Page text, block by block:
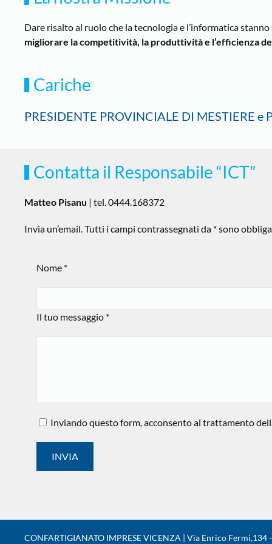
Dare risalto al ruolo che la tecnologia e l’informatica
migliorare la competitività, la produttività e l’efficienza
Cariche
PRESIDENTE PROVINCIALE DI MESTIERE e
Contatta il Responsabile “ICT”
Matteo Pisanu | tel. 0444.168372
Invia un’email. Tutti i campi contrassegnati da * sono
Nome *
Il tuo messaggio *
Inviando questo form, acconsento al trattamento
CONFARTIGIANATO IMPRESE VICENZA | Via Enrico